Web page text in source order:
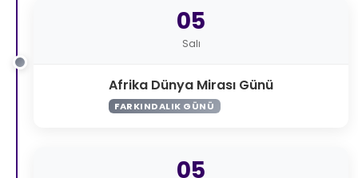
05
Salı
Afrika Dünya Mirası Günü
FARKINDALIK GÜNÜ
05